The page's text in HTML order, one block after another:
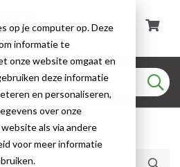
op je computer op. Deze
informatie te
onze website omgaat en
deze informatie
en personaliseren,
over onze
als via andere
voor meer informatie
producten (0)